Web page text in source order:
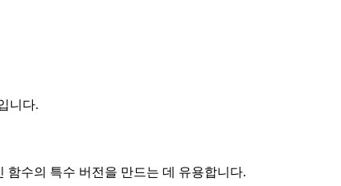
니다.
수의 특수 버전을 만드는 데 유용합니다.